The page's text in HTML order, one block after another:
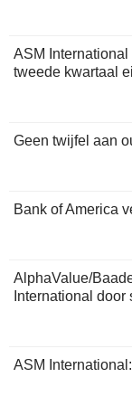
ASM
tweede kwartaal
Geen twijfel aan
Bank of America
AlphaValue/
International
ASM